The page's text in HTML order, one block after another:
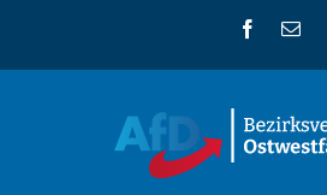
Facebook
E-